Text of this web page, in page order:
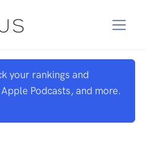
your rankings and
Podcasts, and more.